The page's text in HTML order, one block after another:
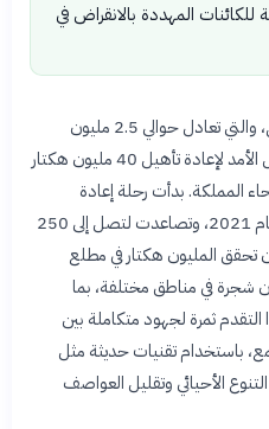
للكائنات المهددة بالانقراض في
تأتي هذه المساحة الكبيرة من الأراضي، والتي تعادل حوالي 2.5 مليون
فدان، ضمن مستهدف المبادرة طويل الأمد لإعادة تأهيل 40 مليون هكتار
أنحاء المملكة. بدأت رحلة إعادة
التأهيل بمساحة 18 ألف هكتار في عام 2021، وتصاعدت لتصل إلى 250
عام 2024، قبل أن تحقق المليون هكتار في مطلع
زُرعت أكثر من 159 مليون شجرة في مناطق مختلفة، بما
ثمرة لجهود متكاملة بين
باستخدام تقنيات حديثة مثل
التنوع الأحيائي وتقليل العواصف